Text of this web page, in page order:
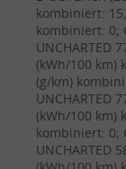
kombiniert:
kombiniert: 0;
UNCHARTED
(kWh/100 km)
(g/km)
UNCHARTED
(kWh/100 km)
kombiniert: 0;
UNCHARTED